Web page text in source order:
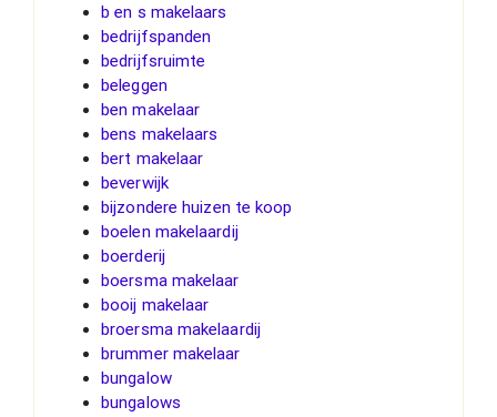
b en s makelaars
bedrijfspanden
bedrijfsruimte
beleggen
ben makelaar
bens makelaars
bert makelaar
beverwijk
bijzondere huizen te koop
boelen makelaardij
boerderij
boersma makelaar
booij makelaar
broersma makelaardij
brummer makelaar
bungalow
bungalows